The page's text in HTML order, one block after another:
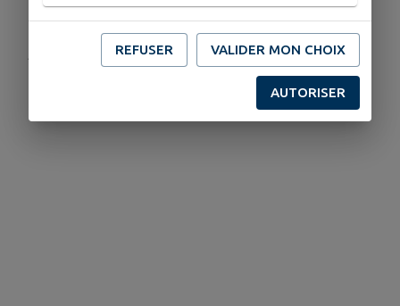
Publié par JPREFUSER VALIDER MON CHOIX
AUTORISER